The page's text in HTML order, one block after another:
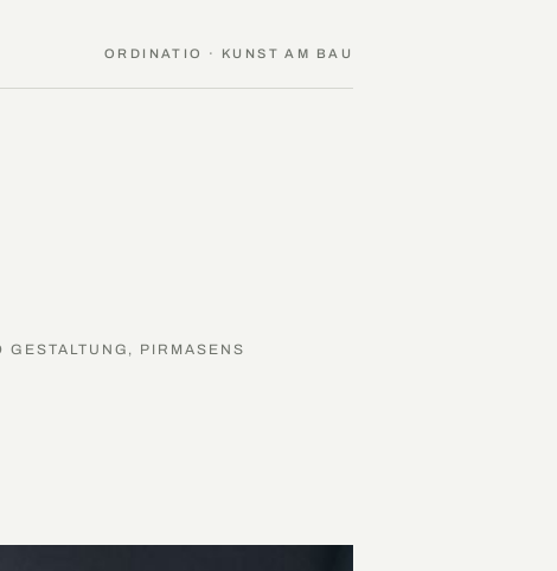
ORDINATIO · KUNST AM BAU
PIRMASENS